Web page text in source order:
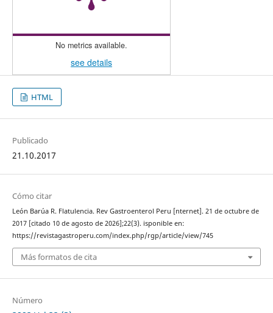
No metrics available.
see details
HTML
Publicado
21.10.2017
Cómo citar
León Barúa R. Flatulencia. Rev Gastroenterol Peru [nternet]. 21 de octubre de
2017 [citado 10 de agosto de 2026];22(3). isponible en:
https://revistagastroperu.com/index.php/rgp/article/view/745
Más formatos de cita
Número